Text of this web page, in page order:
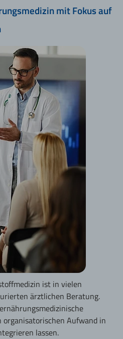
mit Fokus auf
ist in vielen
ärztlichen Beratung.
organisatorischen Aufwand in
lassen.